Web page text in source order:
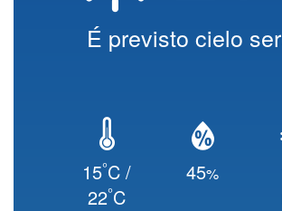
É previsto cielo
15°C /
22°C
45%